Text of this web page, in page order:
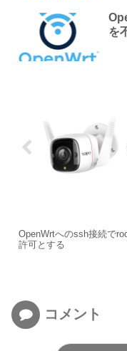
を
OpenWrtへのssh接続で
許可とする
コメント